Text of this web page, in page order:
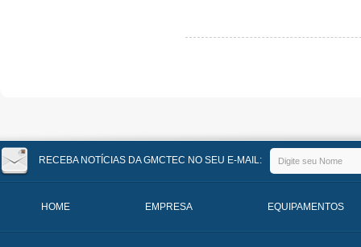
RECEBA NOTÍCIAS DA GMCTEC NO SEU E-MAIL:
HOME EMPRESA EQUIPAMENTOS